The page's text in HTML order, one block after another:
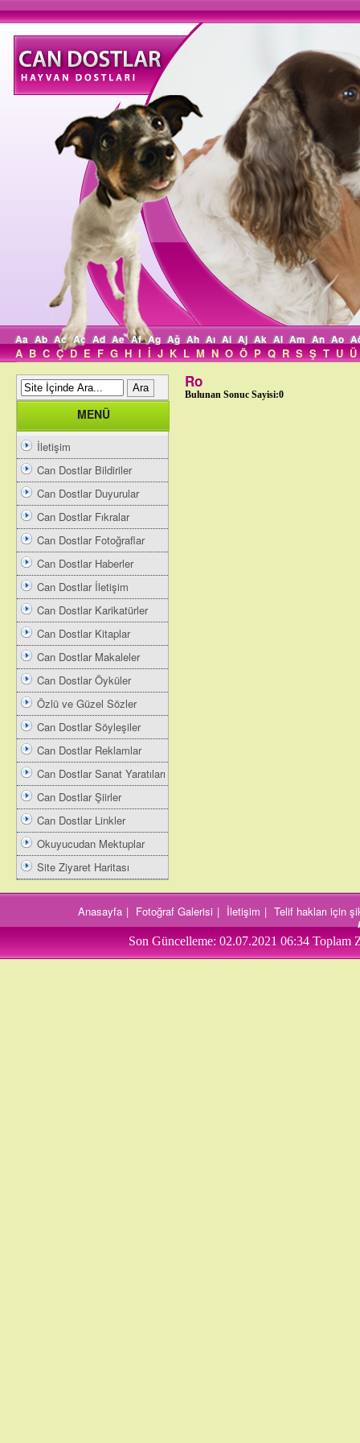
Aa Ab Ac Aç Ad Ae Af Ag Ağ Ah Aı Ai Aj Ak Al Am An Ao
A B C Ç D E F G H I İ J K L M N O Ö P Q R S Ş T U Ü
MENÜ
İletişim
Can Dostlar Bildiriler
Can Dostlar Duyurular
Can Dostlar Fıkralar
Can Dostlar Fotoğraflar
Can Dostlar Haberler
Can Dostlar İletişim
Can Dostlar Karikatürler
Can Dostlar Kitaplar
Can Dostlar Makaleler
Can Dostlar Öyküler
Özlü ve Güzel Sözler
Can Dostlar Söyleşiler
Can Dostlar Reklamlar
Can Dostlar Sanat Yaratıları
Can Dostlar Şiirler
Can Dostlar Linkler
Okuyucudan Mektuplar
Site Ziyaret Haritası
Ro
Bulunan Sonuc Sayisi:0
Anasayfa | Fotoğraf Galerisi | İletişim | Telif hakları için
Son Güncelleme: 02.07.2021 06:34 Toplam